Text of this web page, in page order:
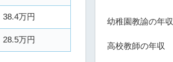
38.4万円
28.5万円
幼稚園教諭の年収
高校教師の年収